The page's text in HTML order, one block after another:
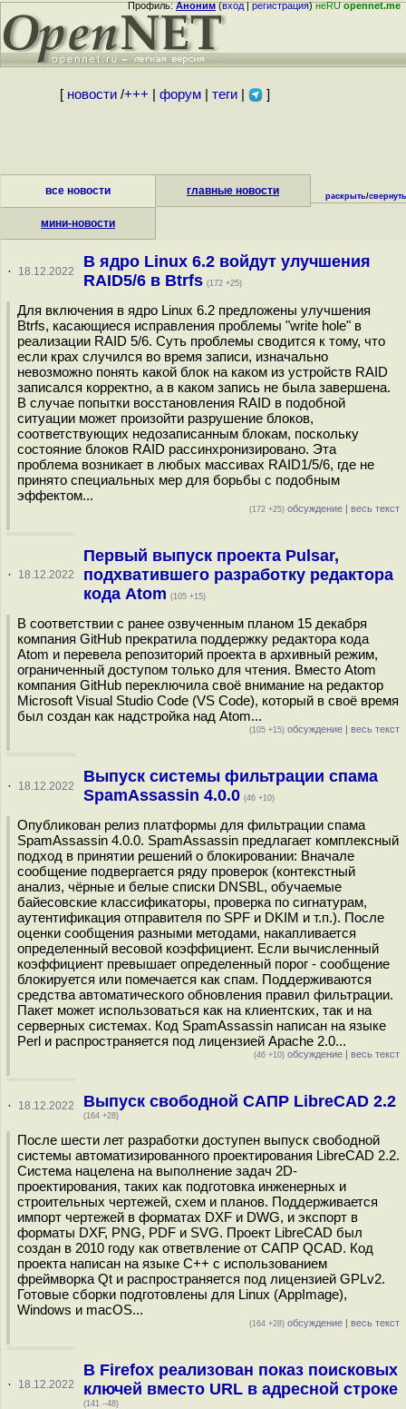
Профиль:Аноним(вход|регистрация)неRUopennet.me
[ новости/+++ форум| теги| ]
все новости главные новости
мини-новости
раскрыть/свернуть
· 18.12.2022
В ядро Linux 6.2 войдут улучшения
RAID5/6 в Btrfs (172 +25)
Для включения в ядро Linux 6.2 предложены улучшения
Btrfs, касающиеся исправления проблемы "write hole" в
реализации RAID 5/6. Суть проблемы сводится к тому, что
если крах случился во время записи, изначально
невозможно понять какой блок на каком из устройств RAID
записался корректно, а в каком запись не была завершена.
В случае попытки восстановления RAID в подобной
ситуации может произойти разрушение блоков,
соответствующих недозаписанным блокам, поскольку
состояние блоков RAID рассинхронизировано. Эта
проблема возникает в любых массивах RAID1/5/6, где не
принято специальных мер для борьбы с подобным
эффектом...
(172 +25) обсуждение | весь текст
· 18.12.2022
Первый выпуск проекта Pulsar,
подхватившего разработку редактора
кода Atom (105 +15)
В соответствии с ранее озвученным планом 15 декабря
компания GitHub прекратила поддержку редактора кода
Atom и перевела репозиторий проекта в архивный режим,
ограниченный доступом только для чтения. Вместо Atom
компания GitHub переключила своё внимание на редактор
Microsoft Visual Studio Code (VS Code), который в своё время
был создан как надстройка над Atom...
(105 +15) обсуждение | весь текст
· 18.12.2022
Выпуск системы фильтрации спама
SpamAssassin 4.0.0 (46 +10)
Опубликован релиз платформы для фильтрации спама
SpamAssassin 4.0.0. SpamAssassin предлагает комплексный
подход в принятии решений о блокировании: Вначале
сообщение подвергается ряду проверок (контекстный
анализ, чёрные и белые списки DNSBL, обучаемые
байесовские классификаторы, проверка по сигнатурам,
аутентификация отправителя по SPF и DKIM и т.п.). После
оценки сообщения разными методами, накапливается
определенный весовой коэффициент. Если вычисленный
коэффициент превышает определенный порог - сообщение
блокируется или помечается как спам. Поддерживаются
средства автоматического обновления правил фильтрации.
Пакет может использоваться как на клиентских, так и на
серверных системах. Код SpamAssassin написан на языке
Perl и распространяется под лицензией Apache 2.0...
(46 +10) обсуждение | весь текст
· 18.12.2022 Выпуск свободной САПР LibreCAD 2.2
(164 +28)
После шести лет разработки доступен выпуск свободной
системы автоматизированного проектирования LibreCAD 2.2.
Система нацелена на выполнение задач 2D-
проектирования, таких как подготовка инженерных и
строительных чертежей, схем и планов. Поддерживается
импорт чертежей в форматах DXF и DWG, и экспорт в
форматы DXF, PNG, PDF и SVG. Проект LibreCAD был
создан в 2010 году как ответвление от САПР QCAD. Код
проекта написан на языке С++ c использованием
фреймворка Qt и распространяется под лицензией GPLv2.
Готовые сборки подготовлены для Linux (AppImage),
Windows и macOS...
(164 +28) обсуждение | весь текст
· 18.12.2022
В Firefox реализован показ поисковых
ключей вместо URL в адресной строке
(141 –48)